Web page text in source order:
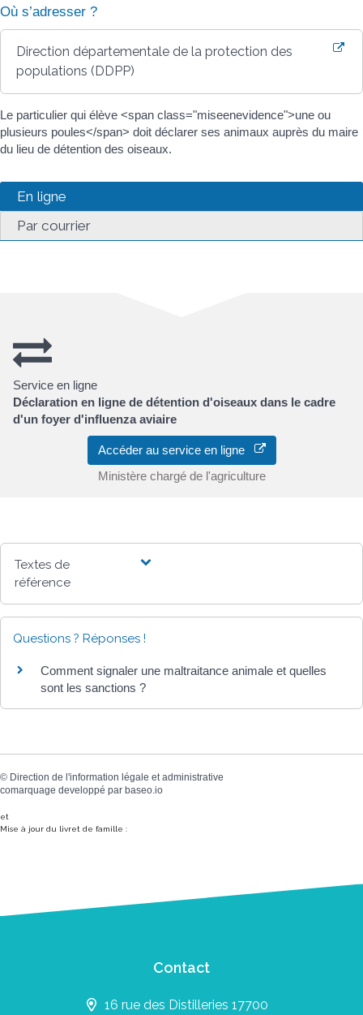
Où s’adresser ?
Direction départementale de la protection des
populations (DDPP)
Le particulier qui élève <span class="miseenevidence">une ou
plusieurs poules</span> doit déclarer ses animaux auprès du maire
du lieu de détention des oiseaux.
En ligne
Par courrier
Service en ligne
Déclaration en ligne de détention d'oiseaux dans le cadre
d'un foyer d'influenza aviaire
Accéder au service en ligne
Ministère chargé de l'agriculture
Textes de
référence
Questions ? Réponses !
Comment signaler une maltraitance animale et quelles
sont les sanctions ?
© Direction de l'information légale et administrative
comarquage developpé par baseo.io
et
Mise à jour du livret de famille :
Contact
16 rue des Distilleries 17700